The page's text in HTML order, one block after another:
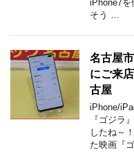
iPhone7を
そう …
名古屋
にご来
古屋
iPhone/
『ゴジラ
したね～
た映画『